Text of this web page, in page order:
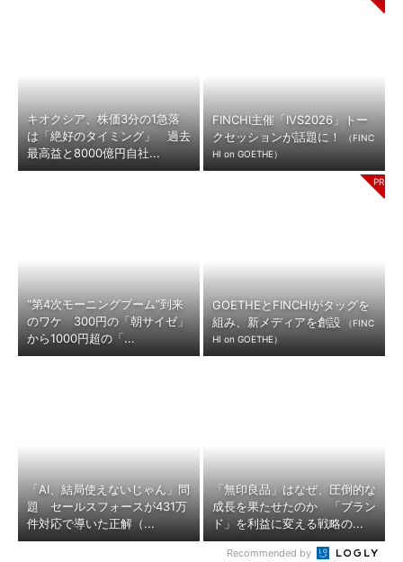
キオクシア、株価3分の1急落
は「絶好のタイミング」 過去
最高益と8000億円自社...
FINCHI主催「IVS2026」トー
クセッションが話題に！
（FINC
HI on GOETHE）
“第4次モーニングブーム”到来
のワケ 300円の「朝サイゼ」
から1000円超の「...
GOETHEとFINCHIがタッグを
組み、新メディアを創設
（FINC
HI on GOETHE）
「AI、結局使えないじゃん」問
題 セールスフォースが431万
件対応で導いた正解（...
「無印良品」はなぜ、圧倒的な
成長を果たせたのか 「ブラン
ド」を利益に変える戦略の...
Recommended by